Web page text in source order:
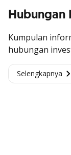
Hubungan
Kumpulan
hubungan
Selengkapnya